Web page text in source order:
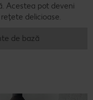
Acestea pot deveni
delicioase.
de bază